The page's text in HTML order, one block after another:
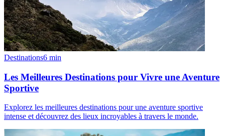
Destinations6 min
Les Meilleures Destinations pour Vivre une Aventure
Sportive
Explorez les meilleures destinations pour une aventure sportive
intense et découvrez des lieux incroyables à travers le monde.